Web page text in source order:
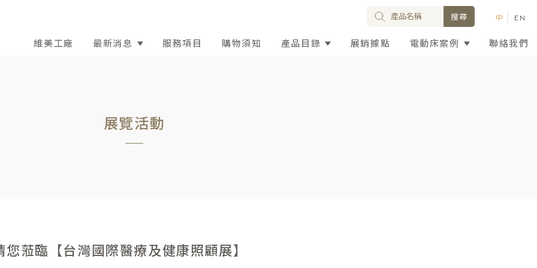
維美工廠 最新消息 服務項目 購物須知 產品目錄 展銷據點 電動床案例 聯絡我們
展覽活動
您蒞臨【台灣國際醫療及健康照顧展】